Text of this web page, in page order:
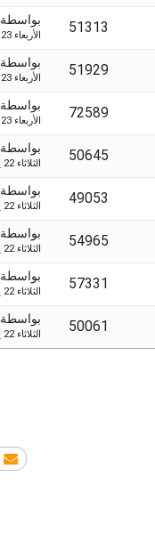
51313 بواسطة
الأربعاء 23 يوليو 2025, الساعة 10:35
51929 بواسطة
الأربعاء 23 يوليو 2025, الساعة 10:24
72589 بواسطة
الأربعاء 23 يوليو 2025, الساعة 07:59
50645 بواسطة
الثلاثاء 22 يوليو 2025, الساعة 15:37
49053 بواسطة
الثلاثاء 22 يوليو 2025, الساعة 14:59
54965 بواسطة
الثلاثاء 22 يوليو 2025, الساعة 11:37
57331 بواسطة
الثلاثاء 22 يوليو 2025, الساعة 11:21
50061 بواسطة
الثلاثاء 22 يوليو 2025, الساعة 10:10